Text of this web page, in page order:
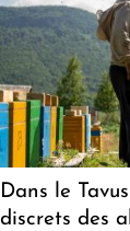
Dans le
discrets des